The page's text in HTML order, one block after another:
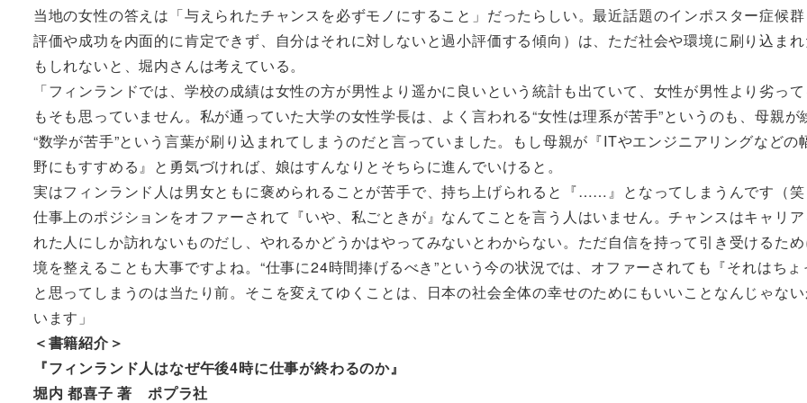
当地の女性の答えは「与えられたチャンスを必ずモノにすること」だったらしい。最近話題のインポスター症候
評価や成功を内面的に肯定できず、自分はそれに対しないと過小評価する傾向）は、ただ社会や環境に刷り込ま
もしれないと、堀内さんは考えている。
「フィンランドでは、学校の成績は女性の方が男性より遥かに良いという統計も出ていて、女性が男性より劣っ
もそも思っていません。私が通っていた大学の女性学長は、よく言われる“女性は理系が苦手”というのも、母親が
“数学が苦手”という言葉が刷り込まれてしまうのだと言っていました。もし母親が『ITやエンジニアリングなどの
野にもすすめる』と勇気づければ、娘はすんなりとそちらに進んでいけると。
実はフィンランド人は男女ともに褒められることが苦手で、持ち上げられると『……』となってしまうんです（
仕事上のポジションをオファーされて『いや、私ごときが』なんてことを言う人はいません。チャンスはキャリ
れた人にしか訪れないものだし、やれるかどうかはやってみないとわからない。ただ自信を持って引き受けるた
境を整えることも大事ですよね。“仕事に24時間捧げるべき”という今の状況では、オファーされても『それはち
と思ってしまうのは当たり前。そこを変えてゆくことは、日本の社会全体の幸せのためにもいいことなんじゃな
います」
＜書籍紹介＞
『フィンランド人はなぜ午後4時に仕事が終わるのか』
堀内 都喜子 著 ポプラ社